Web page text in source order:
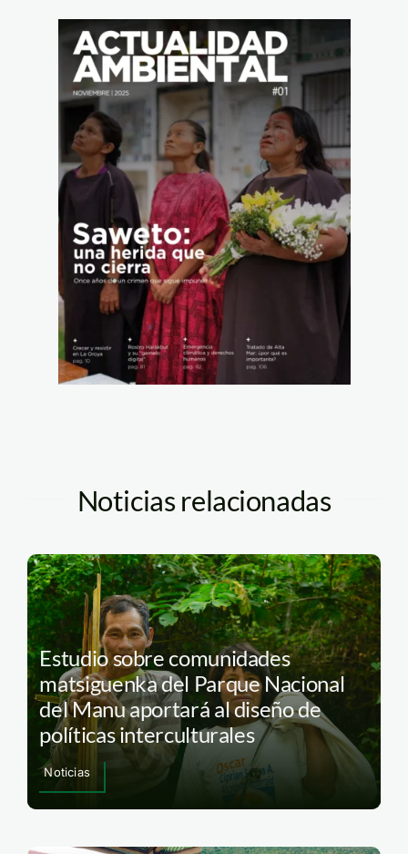
Noticias relacionadas
Estudio sobre comunidades
matsiguenka del Parque Nacional
del Manu aportará al diseño de
políticas interculturales
Noticias